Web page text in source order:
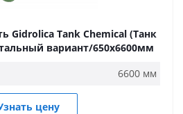
Gidrolica Tank Chemical (Танк
вариант/650х6600мм
6600 мм
цену